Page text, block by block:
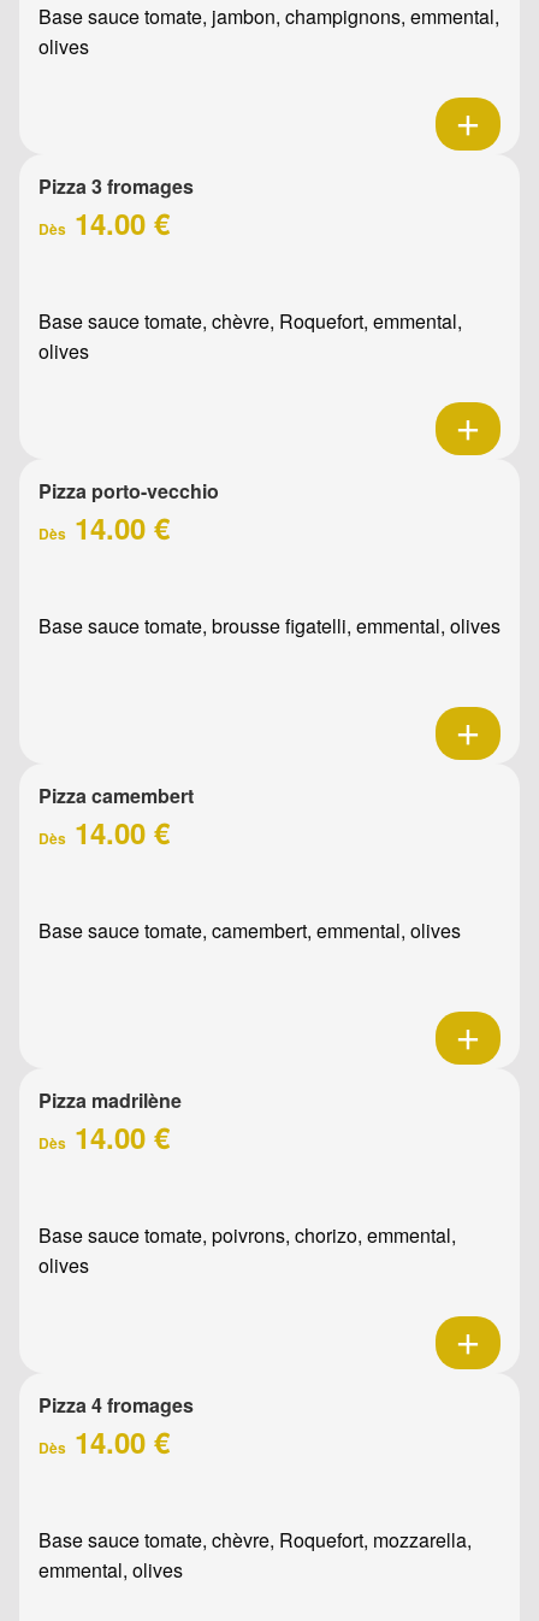
Base sauce tomate, jambon, champignons, emmental,
olives
Pizza 3 fromages
Dès 14.00 €
Base sauce tomate, chèvre, Roquefort, emmental,
olives
Pizza porto-vecchio
Dès 14.00 €
Base sauce tomate, brousse figatelli, emmental, olives
Pizza camembert
Dès 14.00 €
Base sauce tomate, camembert, emmental, olives
Pizza madrilène
Dès 14.00 €
Base sauce tomate, poivrons, chorizo, emmental,
olives
Pizza 4 fromages
Dès 14.00 €
Base sauce tomate, chèvre, Roquefort, mozzarella,
emmental, olives